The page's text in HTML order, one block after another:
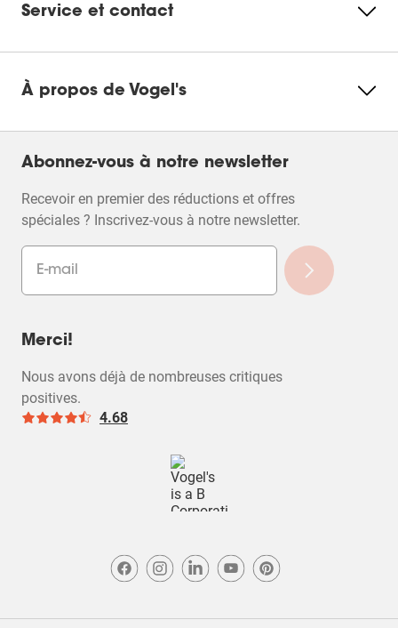
Service et contact
À propos de Vogel's
Abonnez-vous à notre newsletter
Recevoir en premier des réductions et offres
spéciales ? Inscrivez-vous à notre newsletter.
Merci!
Nous avons déjà de nombreuses critiques
positives.
4.68